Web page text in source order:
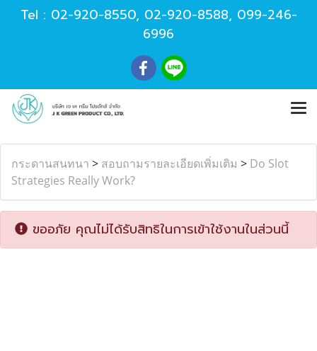
Tel : 02-920-8550, 02-920-8588, 099-246-
6996
กระดานสนทนา > สอบถามรายละเอียดเพิ่มเติม > Do Slot
Strategies Really Work?
ขออภัย คุณไม่ได้รับสิทธิในการเข้าใช้งานในส่วนนี้